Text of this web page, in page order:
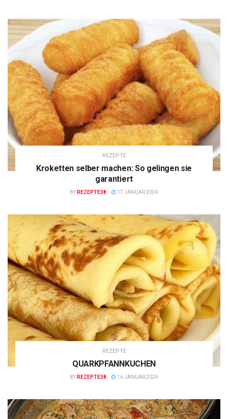
REZEPTE
Kroketten selber machen: So gelingen sie
garantiert
BY REZEPTE38 17 JANUAR 2024
REZEPTE
QUARKPFANNKUCHEN
BY REZEPTE38 16 JANUAR 2024